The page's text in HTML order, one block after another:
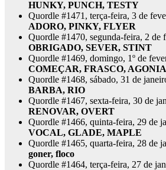
HUNKY, PUNCH, TESTY
Quordle #1471, terça-feira, 3 de
ADORO, PINKY, FLYER
Quordle #1470, segunda-feira, 2 de
OBRIGADO, SEVER, STINT
Quordle #1469, domingo, 1º de
COMEÇAR, FRASCO, AGONIA
Quordle #1468, sábado, 31 de
BARBA, RIO
Quordle #1467, sexta-feira, 30 de
RENOVAR, OVERT
Quordle #1466, quinta-feira, 29 de
VOCAL, GLADE, MAPLE
Quordle #1465, quarta-feira, 28 de
goner, floco
Quordle #1464, terça-feira, 27 de